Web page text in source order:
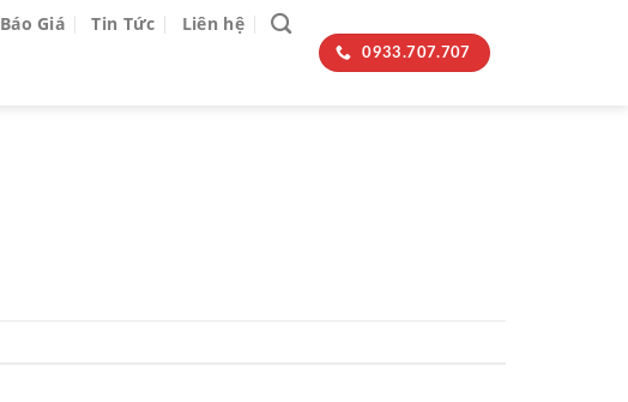
Báo Giá Tin Tức Liên hệ
0933.707.707